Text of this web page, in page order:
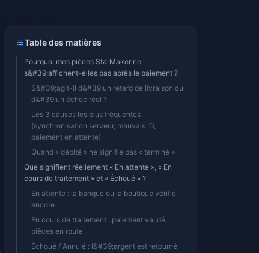
Table des matières
Pourquoi mes pièces StarMaker ne
s&#39;affichent-elles pas après le paiement ?
S&#39;agit-il d&#39;un retard de livraison ou
d&#39;un échec réel ?
Les 3 causes les plus fréquentes
(synchronisation serveur, mauvais ID,
paiement en attente)
Quand « débité » ne signifie pas « terminé »
Que signifient réellement « En attente », « En
cours de traitement » et « Échoué » ?
En attente : la banque ou la boutique vérifie
encore
En cours de traitement : paiement validé,
pièces en route
Échoué / Annulé : l&#39;argent est retourné